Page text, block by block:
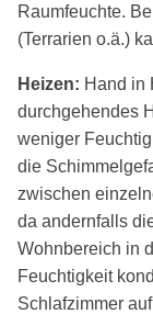
Raumfeuchte.
(Terrarien o.ä.)
Heizen: Hand in
durchgehendes
weniger
die
zwischen
da andernfalls
Wohnbereich in
Feuchtigkeit
Schlafzimmer